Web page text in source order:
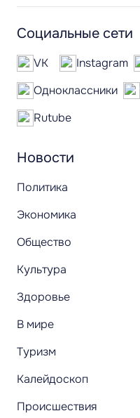
Новости
Политика
Экономика
Общество
Культура
Здоровье
В мире
Туризм
Калейдоскоп
Происшествия
Социальные сети
VK Instagram
Одноклассники
Rutube